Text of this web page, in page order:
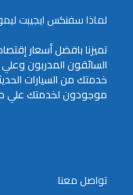
لماذا سفنكس ايجيبت
تميزنا بافضل أسعار
السائقون المدربون
خدمتك من السيارات
موجودون لخدمتك علي
تواصل معنا